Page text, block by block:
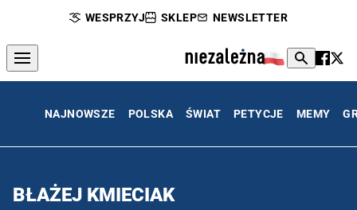
WESPRZYJ SKLEP NEWSLETTER
NAJNOWSZE POLSKA ŚWIAT PETYCJE MEMY
BŁAŻEJ KMIECIAK